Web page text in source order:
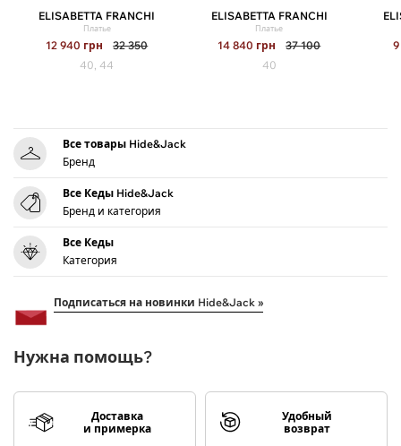
ELISABETTA FRANCHI
Платье
12 940 грн
32 350
40, 44
ELISABETTA FRANCHI
Платье
14 840 грн
37 100
40
Все товары Hide&Jack
Бренд
Все Кеды Hide&Jack
Бренд и категория
Все Кеды
Категория
Подписаться на новинки Hide&Jack »
Нужна помощь?
Доставка
и примерка
Удобный
возврат